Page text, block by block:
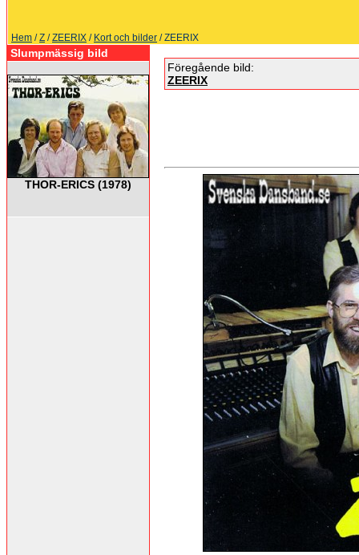
Hem /Z /ZEERIX / Kort och bilder / ZEERIX
Slumpmässig bild
THOR-ERICS (1978)
Föregående bild:
ZEERIX